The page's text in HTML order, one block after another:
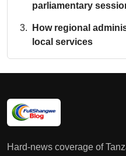
parliamentary
How regional
local services
Hard-news coverage of